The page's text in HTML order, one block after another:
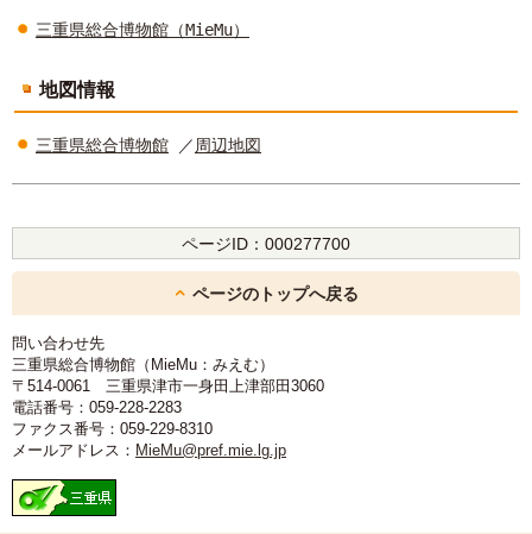
三重県総合博物館（MieMu）
地図情報
三重県総合博物館 ／周辺地図
ページID： 000277700
ページのトップへ戻る
問い合わせ先
三重県総合博物館（MieMu：みえむ）
〒514-0061 三重県津市一身田上津部田3060
電話番号：059-228-2283
ファクス番号：059-229-8310
メールアドレス： MieMu@pref.mie.lg.jp